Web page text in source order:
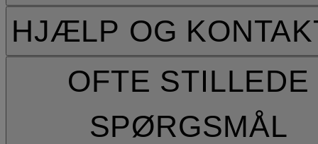
HJÆLP OG
OFTE STILLEDE
SPØRGSMÅL